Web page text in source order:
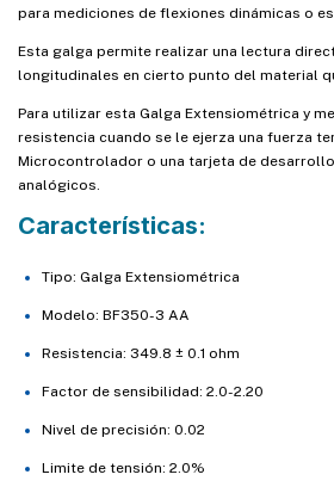
para mediciones de flexiones dinámicas o
Esta galga permite realizar una lectura
longitudinales en cierto punto del material
Para utilizar esta Galga Extensiométrica y
resistencia cuando se le ejerza una fuerza
Microcontrolador o una tarjeta de
analógicos.
Características:
Tipo: Galga Extensiométrica
Modelo: BF350-3 AA
Resistencia: 349.8 ± 0.1 ohm
Factor de sensibilidad: 2.0-2.20
Nivel de precisión: 0.02
Limite de tensión: 2.0%